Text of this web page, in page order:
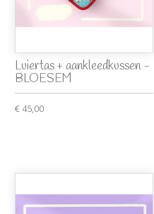
Luiertas + aankleedkussen -
BLOESEM
€ 45,00